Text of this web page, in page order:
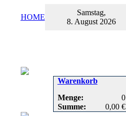
HOME
Samstag,
8. August 2026
Warenkorb
Menge:
0
Summe:
0,00 €